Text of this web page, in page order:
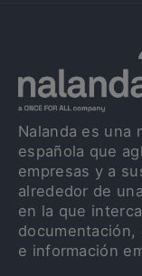
Nalanda es una
española que
empresas y a
alrededor de
en la que
documentación,
e información